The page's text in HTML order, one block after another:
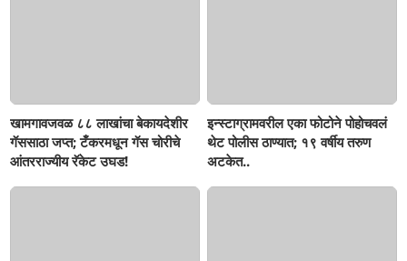
खामगावजवळ ८८ लाखांचा बेकायदेशीर
गॅससाठा जप्त; टँकरमधून गॅस चोरीचे
आंतरराज्यीय रॅकेट उघड!
इन्स्टाग्रामवरील एका फोटोने पोहोचवलं
थेट पोलीस ठाण्यात; १९ वर्षीय तरुण
अटकेत..